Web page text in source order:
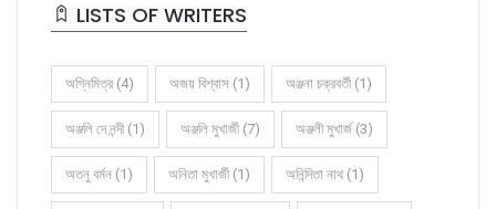
LISTS OF WRITERS
অগ্নিমিত্র (4) অজয় বিশ্বাস (1) অঞ্জনা চক্রবর্তী (1)
অঞ্জলি দে নন্দী (1) অঞ্জলি মুখার্জী (7) অঞ্জলী মুখার্জ (3)
অতনু বর্মন (1) অনিতা মুখার্জী (1) অনিন্দিতা নাথ (1)